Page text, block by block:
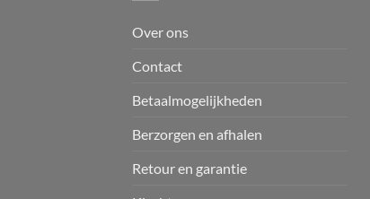
Over ons
Contact
Betaalmogelijkheden
Berzorgen en afhalen
Retour en garantie